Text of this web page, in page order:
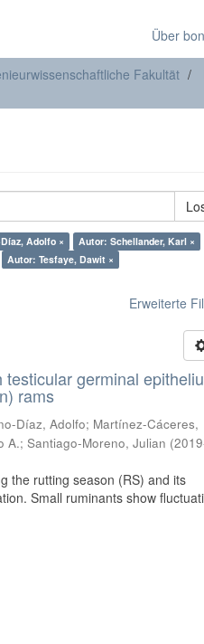
Über
Fakultät
Adolfo ×
Autor: Schellander, Karl ×
Autor: Tesfaye, Dawit ×
Erweiterte
germinal
rams
Díaz, Adolfo; Martínez-Cáceres,
A.;Santiago-Moreno, Julian (
the rutting season (RS) and its
Small ruminants show